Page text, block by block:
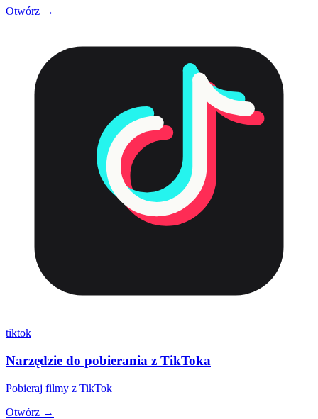
Otwórz →
tiktok
Narzędzie do pobierania z TikToka
Pobieraj filmy z TikTok
Otwórz →